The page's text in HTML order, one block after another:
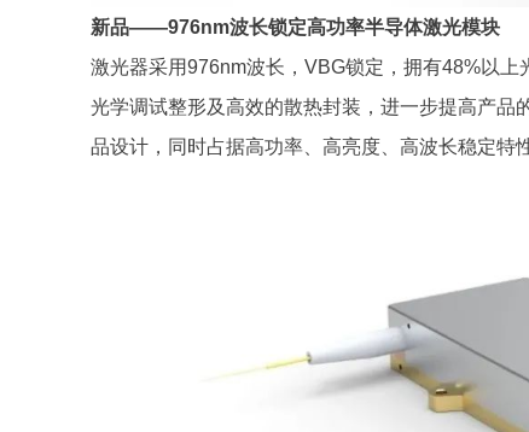
新品——976nm波长锁定高功率半导体激光模块
激光器采用976nm波长，VBG锁定，拥有48%以
光学调试整形及高效的散热封装，进一步提高产
品设计，同时占据高功率、高亮度、高波长稳定特